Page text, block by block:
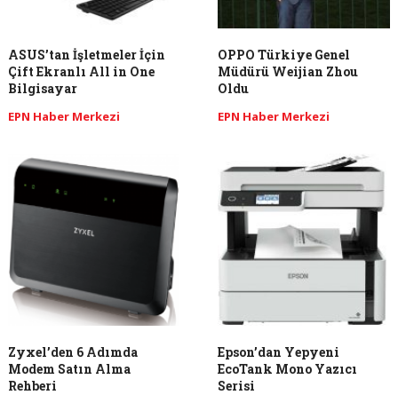
ASUS’tan İşletmeler İçin
Çift Ekranlı All in One
Bilgisayar
EPN Haber Merkezi
OPPO Türkiye Genel
Müdürü Weijian Zhou
Oldu
EPN Haber Merkezi
​Zyxel’den 6 Adımda
Modem Satın Alma
Rehberi
Epson’dan Yepyeni
EcoTank Mono Yazıcı
Serisi